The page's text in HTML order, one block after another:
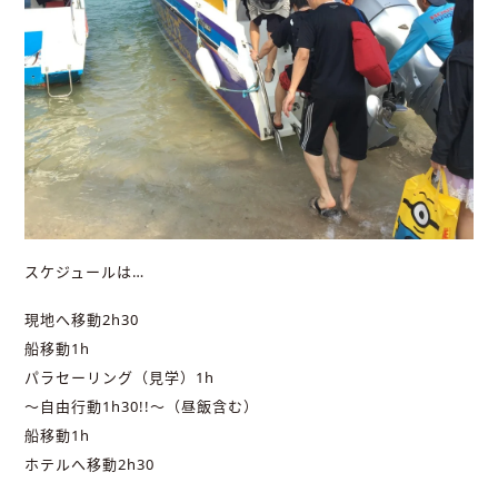
スケジュールは…
現地へ移動2h30
船移動1h
パラセーリング（見学）1h
～自由行動1h30!!～（昼飯含む）
船移動1h
ホテルへ移動2h30